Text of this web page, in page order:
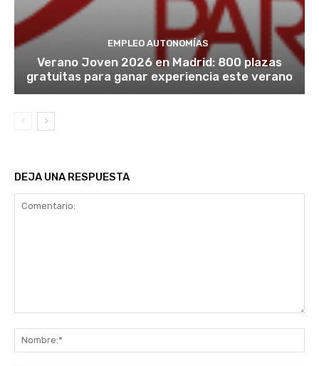
EMPLEO AUTONOMÍAS
Verano Joven 2026 en Madrid: 800 plazas
gratuitas para ganar experiencia este verano
DEJA UNA RESPUESTA